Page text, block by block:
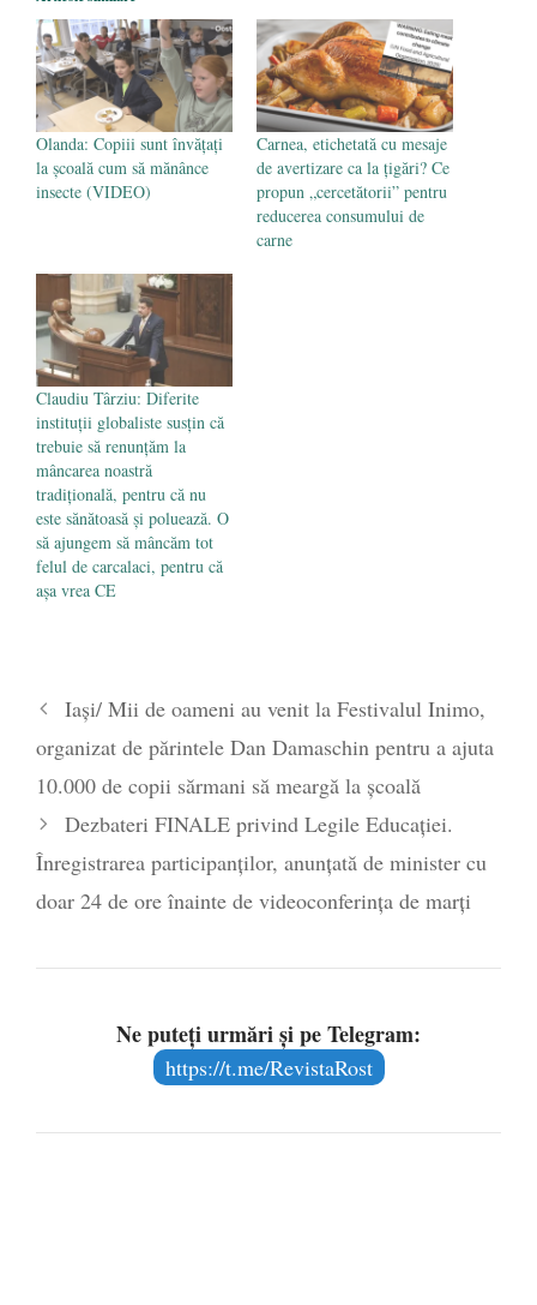
Voicescu, pomenit, duminică, la
Mănăstirea Cernica - 27 iulie 2024
Olanda: Copiii sunt învățați
la școală cum să mănânce
insecte (VIDEO)
Carnea, etichetată cu mesaje
de avertizare ca la țigări? Ce
propun „cercetătorii” pentru
reducerea consumului de
carne
Claudiu Târziu: Diferite
instituții globaliste susțin că
trebuie să renunțăm la
mâncarea noastră
tradițională, pentru că nu
este sănătoasă și poluează. O
să ajungem să mâncăm tot
felul de carcalaci, pentru că
așa vrea CE
Iași/ Mii de oameni au venit la Festivalul Inimo,
organizat de părintele Dan Damaschin pentru a ajuta
10.000 de copii sărmani să meargă la școală
Dezbateri FINALE privind Legile Educației.
Înregistrarea participanților, anunțată de minister cu
doar 24 de ore înainte de videoconferința de marți
Ne puteți urmări și pe Telegram:
https://t.me/RevistaRost